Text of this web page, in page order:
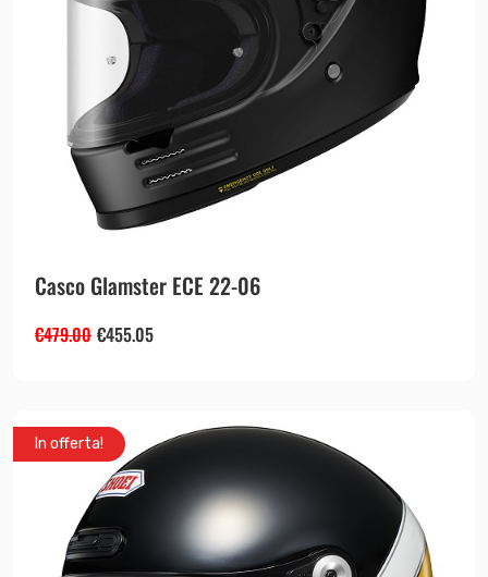
Casco Glamster ECE 22-06
€479.00 €455.05
In offerta!